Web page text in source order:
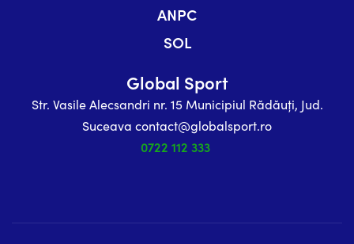
ANPC
SOL
Global Sport
Str. Vasile Alecsandri nr. 15 Municipiul Rădăuți, Jud.
Suceava contact@globalsport.ro
0722 112 333